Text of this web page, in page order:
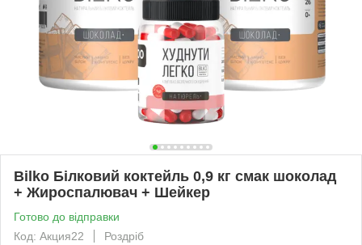
Bilko Білковий коктейль 0,9 кг смак шоколад
+ Жироспалювач + Шейкер
Готово до відправки
Код: Акция22
Роздріб